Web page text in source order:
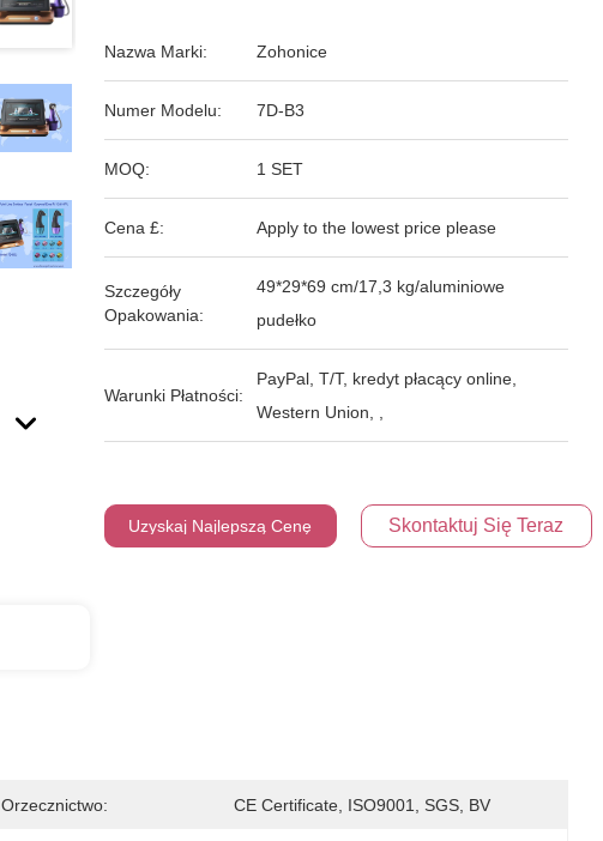
Nazwa Marki: Zohonice
Numer Modelu: 7D-B3
MOQ: 1 SET
Cena £: Apply to the lowest price please
Szczegóły
Opakowania:
49*29*69 cm/17,3 kg/aluminiowe
pudełko
Warunki Płatności:
PayPal, T/T, kredyt płacący online,
Western Union, ,
Uzyskaj Najlepszą Cenę Skontaktuj Się Teraz
Orzecznictwo: CE Certificate, ISO9001, SGS, BV